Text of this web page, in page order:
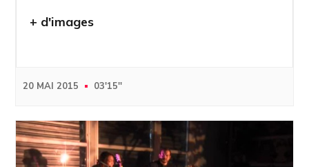
+ d'images
20 MAI 2015 03'15''